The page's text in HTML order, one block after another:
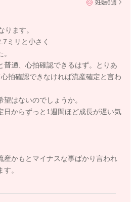
妊娠6週
ます。
ミリと小さく
普通、心拍確認できるはず。とりあ
拍確認できなければ流産確定と言わ
はないのでしょうか。
日からずっと1週間ほど成長が遅い気
産かもとマイナスな事ばかり言われ
。